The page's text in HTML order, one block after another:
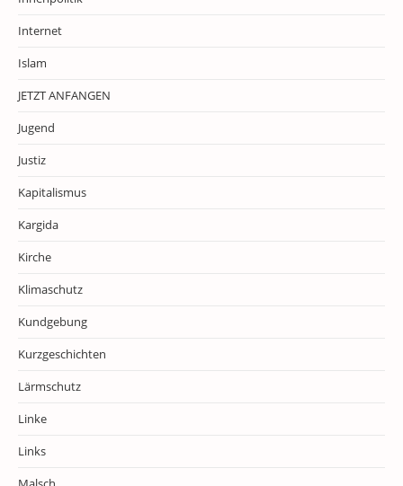
Internet
Islam
JETZT ANFANGEN
Jugend
Justiz
Kapitalismus
Kargida
Kirche
Klimaschutz
Kundgebung
Kurzgeschichten
Lärmschutz
Linke
Links